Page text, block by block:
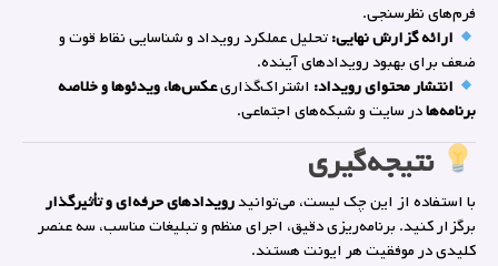
فرم‌های نظرسنجی.
ارائه گزارش نهایی:تحلیل عملکرد رویداد و شناسایی نقاط قوت و
ضعف برای بهبود رویدادهای آینده.
انتشار محتوای رویداد: اشتراک‌گذاریعکس‌ها، ویدئوها و خلاصه
برنامه‌هادر سایت و شبکه‌های اجتماعی.
نتیجه‌گیری
با استفاده از این چک لیست، می‌توانیدرویدادهای حرفه‌ای و تأثیرگذار
برگزار کنید. برنامه‌ریزی دقیق، اجرای منظم و تبلیغات مناسب، سه عنصر
کلیدی در موفقیت هر ایونت هستند.